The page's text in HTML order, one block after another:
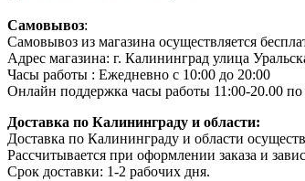
Самовывоз:
Самовывоз из магазина осуществляется
Адрес магазина: г. Калининград улица
Часы работы : Ежедневно с 10:00 до 20:00
Онлайн поддержка часы работы 11:00-20.00
Доставка по Калининграду и области:
Доставка по Калининграду и области
Рассчитывается при оформлении заказа и
Срок доставки: 1-2 рабочих дня.